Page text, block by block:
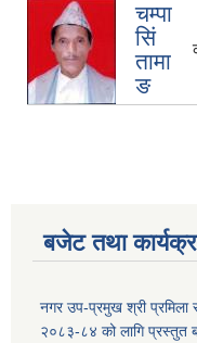
चम्पा
सिं
तामा
ङ
बजेट तथा
नगर उप-प्रमुख श्री
२०८३-८४ को लागि प्रस्तुत